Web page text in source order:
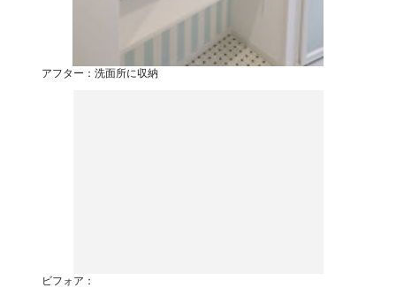
アフター：洗面所に収納
ビフォア：